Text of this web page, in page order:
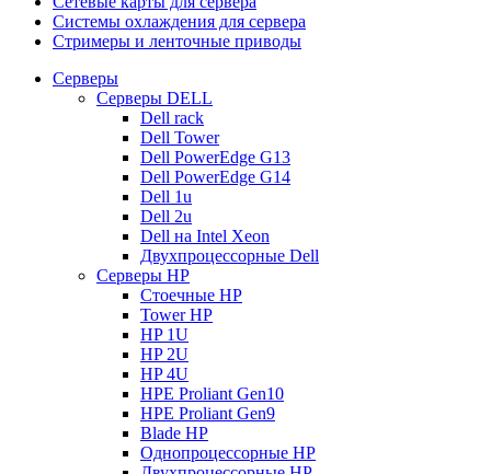
Системы охлаждения для сервера
Стримеры и ленточные приводы
Серверы
Серверы DELL
Dell rack
Dell Tower
Dell PowerEdge G13
Dell PowerEdge G14
Dell 1u
Dell 2u
Dell на Intel Xeon
Двухпроцессорные Dell
Серверы HP
Стоечные HP
Tower HP
HP 1U
HP 2U
HP 4U
HPE Proliant Gen10
HPE Proliant Gen9
Blade HP
Однопроцессорные HP